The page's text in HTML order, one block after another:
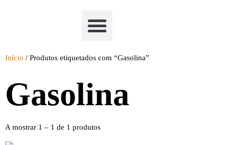
Início / Produtos etiquetados com “Gasolina”
Gasolina
A mostrar 1 – 1 de 1 produtos